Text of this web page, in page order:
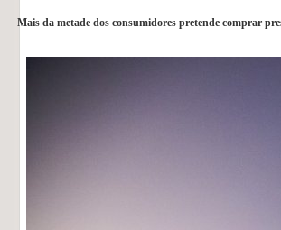
Mais da metade dos consumidores pretende comprar